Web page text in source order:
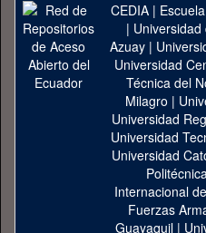
CEDIA|
|
Azuay|
Universidad
Técnica del
Milagro |
Universidad
Universidad
Universidad
Internacional
Fuerzas
Guayaquil|